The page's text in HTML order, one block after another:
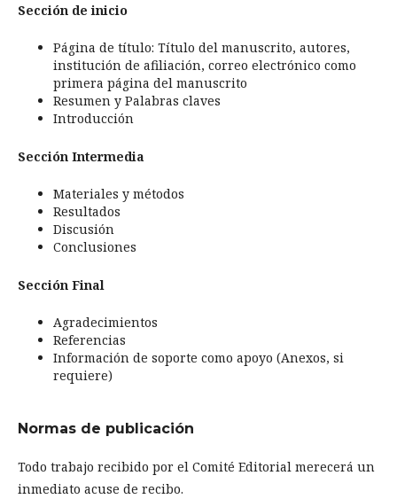
Sección de inicio
Página de título: Título del manuscrito, autores,
institución de afiliación, correo electrónico como
primera página del manuscrito
Resumen y Palabras claves
Introducción
Sección Intermedia
Materiales y métodos
Resultados
Discusión
Conclusiones
Sección Final
Agradecimientos
Referencias
Información de soporte como apoyo (Anexos, si
requiere)
Normas de publicación
Todo trabajo recibido por el Comité Editorial merecerá un
inmediato acuse de recibo.